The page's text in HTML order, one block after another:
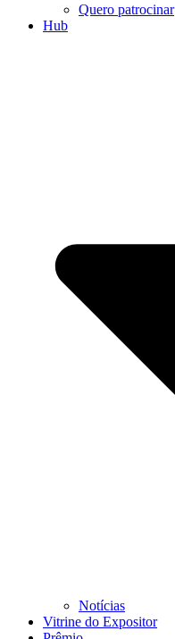
Quero patrocinar
Hub
Notícias
Vitrine do Expositor